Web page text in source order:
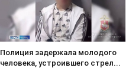
Полиция задержала молодого
человека, устроившего стрел...